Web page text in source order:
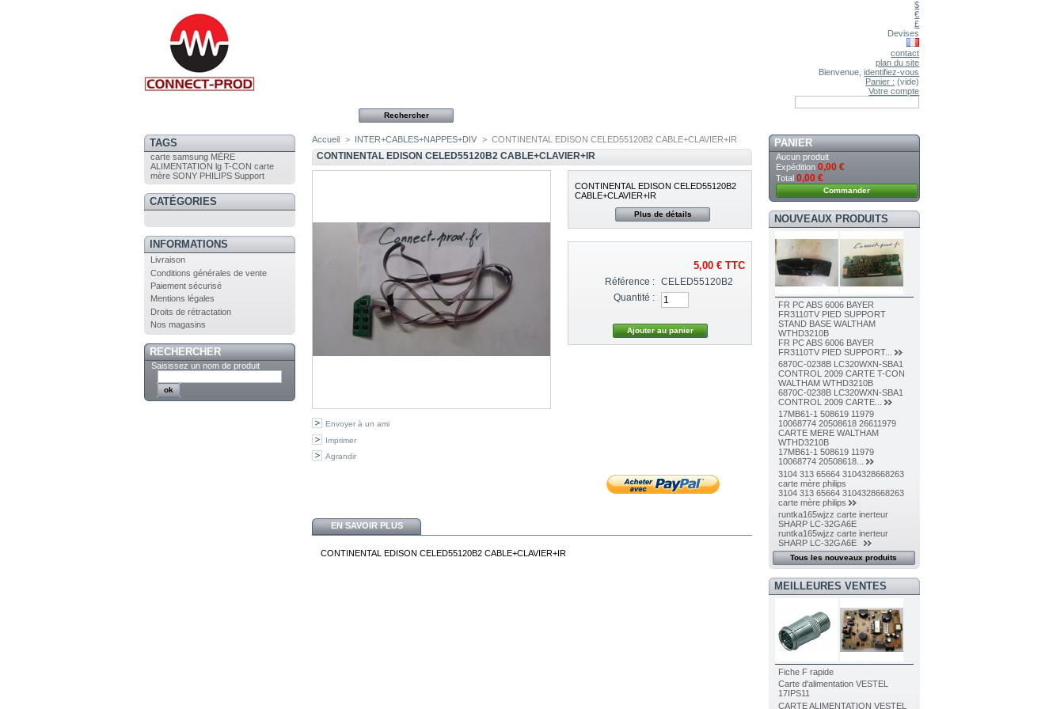
$
€
£
Devises
contact
plan du site
Bienvenue,identifiez-vous
Panier : (vide)
Votre compte
TAGS
carte samsung MÈRE
ALIMENTATION lg T-CON carte
mère SONY PHILIPS Support
CATÉGORIES
INFORMATIONS
Livraison
Conditions générales de vente
Paiement sécurisé
Mentions légales
Droits de rétractation
Nos magasins
RECHERCHER
Saisissez un nom de produit
Accueil > INTER+CABLES+NAPPES+DIV > CONTINENTAL EDISON CELED55120B2 CABLE+CLAVIER+IR
CONTINENTAL EDISON CELED55120B2 CABLE+CLAVIER+IR
Envoyer à un ami
Imprimer
Agrandir
CONTINENTAL EDISON CELED55120B2
CABLE+CLAVIER+IR
Plus de détails
5,00 €TTC
Référence :
CELED55120B2
Quantité :
EN SAVOIR PLUS
CONTINENTAL EDISON CELED55120B2 CABLE+CLAVIER+IR
PANIER
Aucun produit
Expédition 0,00 €
Total 0,00 €
Commander
NOUVEAUX PRODUITS
FR PC ABS 6006 BAYER
FR3110TV PIED SUPPORT
STAND BASE WALTHAM
WTHD3210B
FR PC ABS 6006 BAYER
FR3110TV PIED SUPPORT...
6870C-0238B LC320WXN-SBA1
CONTROL 2009 CARTE T-CON
WALTHAM WTHD3210B
6870C-0238B LC320WXN-SBA1
CONTROL 2009 CARTE...
17MB61-1 508619 11979
10068774 20508618 26611979
CARTE MERE WALTHAM
WTHD3210B
17MB61-1 508619 11979
10068774 20508618...
3104 313 65664 3104328668263
carte mère philips
3104 313 65664 3104328668263
carte mère philips
runtka165wjzz carte inerteur
SHARP LC-32GA6E
runtka165wjzz carte inerteur
SHARP LC-32GA6E
Tous les nouveaux produits
MEILLEURES VENTES
Fiche F rapide
Carte d'alimentation VESTEL
17IPS11
CARTE ALIMENTATION VESTEL